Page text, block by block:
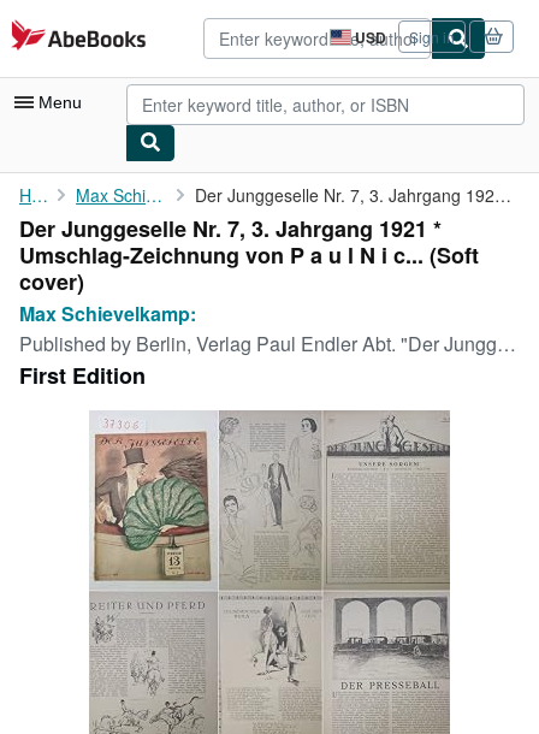
Skip to main content
AbeBooks.com USD
Site
shopping
preferences
Sign in
Menu
My Account
My Purchases
Advanced Search
Browse Collections
Textbooks
Start Selling
CLOSE
Home Max Schievelkamp: Der Junggeselle Nr. 7, 3. Jahrgang 1921 * Umschlag-Zeichnung von...
Der Junggeselle Nr. 7, 3. Jahrgang 1921 *
Umschlag-Zeichnung von P a u l N i c... (Soft
cover)
Max Schievelkamp:
Published by Berlin, Verlag Paul Endler Abt. "Der Junggeselle",, 1921
First Edition